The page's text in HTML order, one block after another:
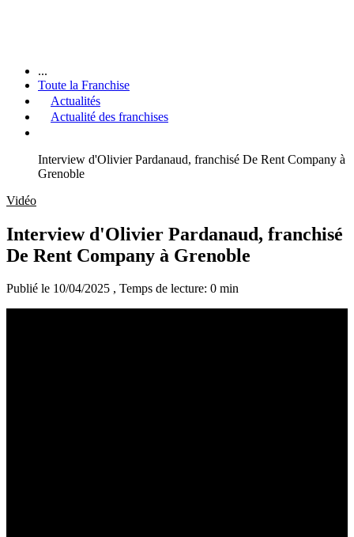
...
Toute la Franchise
Actualités
Actualité des franchises
Interview d'Olivier Pardanaud, franchisé De Rent Company à
Grenoble
Vidéo
Interview d'Olivier Pardanaud, franchisé
De Rent Company à Grenoble
Publié le 10/04/2025 , Temps de lecture: 0 min